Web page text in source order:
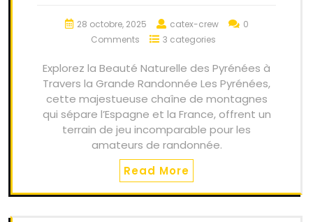
28 octobre, 2025 catex-crew
0
Comments
3 categories
Explorez la Beauté Naturelle des Pyrénées à
Travers la Grande Randonnée Les Pyrénées,
cette majestueuse chaîne de montagnes
qui sépare l’Espagne et la France, offrent un
terrain de jeu incomparable pour les
amateurs de randonnée.
Read More